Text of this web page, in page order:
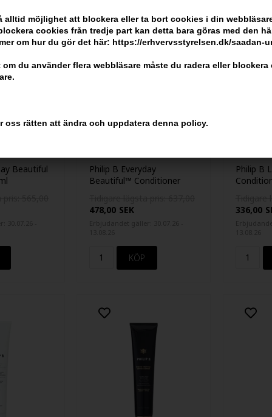
alltid möjlighet att blockera eller ta bort cookies i din
cookies från tredje part kan detta bara göras med den
om hur du gör det här: https://erhvervsstyrelsen.dk/saadan-
om du använder flera webbläsare måste du radera eller blockera
oss rätten att ändra och uppdatera denna policy.
Beautiful
Philip B Everyday
Beautiful™ Conditioner
478,00 SEK
Philip B
336,00